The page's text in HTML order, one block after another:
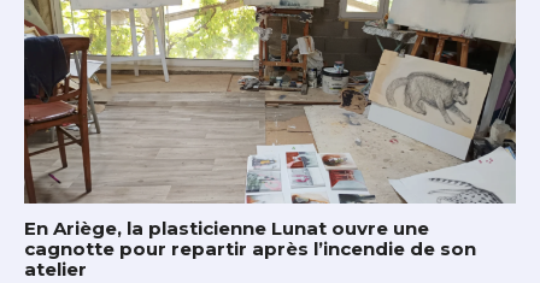
En Ariège, la plasticienne Lunat ouvre une
cagnotte pour repartir après l’incendie de son
atelier